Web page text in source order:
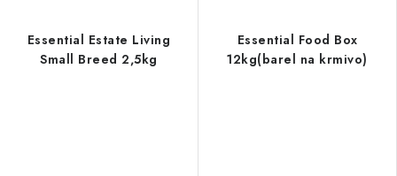
Essential Estate Living
Small Breed 2,5kg
Essential Food Box
12kg(barel na krmivo)